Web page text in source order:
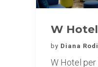
W
by Diana Rodi
W Hotel per